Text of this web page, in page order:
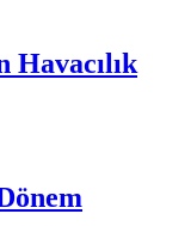
Havacılık